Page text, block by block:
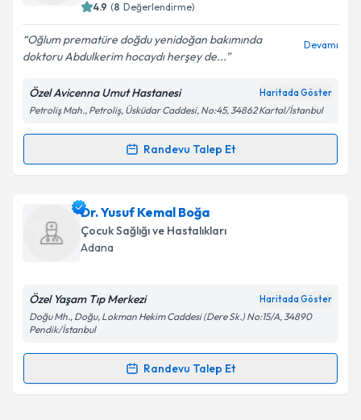
Kişisel verilerimin işlenmesine ilişkin
Aydınlatma
Metni'ni okudum ve kişisel verilerimin belirtilen
kapsamda işlenmesini kabul ediyorum.
4.9 (8 Değerlendirme)
Oğlum prematüre doğdu yenidoğan bakımında
doktoru Abdulkerim hocaydı herşey de...
Devamı
Özel Avicenna Umut Hastanesi Haritada Göster
Petroliş Mah., Petroliş, Üsküdar Caddesi, No:45, 34862 Kartal/İstanbul
Randevu Talep Et
Randevu Takvimi Talebi
Dr. Abdülkerim Karakaşiçin randevu takvimi talebi
oluşturun. Size bu uzmandan randevu almanız için bir
takvim hazırlandığında e-posta ile bilgilendireceğiz.
Kişisel verilerimin işlenmesine ilişkinAydınlatma
'ni okudum ve kişisel verilerimin belirtilen
kapsamda işlenmesini kabul ediyorum.
Dr. Yusuf Kemal Boğa
Çocuk Sağlığı ve Hastalıkları
Adana
Özel Yaşam Tıp Merkezi Haritada Göster
Doğu Mh., Doğu, Lokman Hekim Caddesi (Dere Sk.) No:15/A, 34890
Pendik/İstanbul
Randevu Talep Et
Randevu Takvimi Talebi